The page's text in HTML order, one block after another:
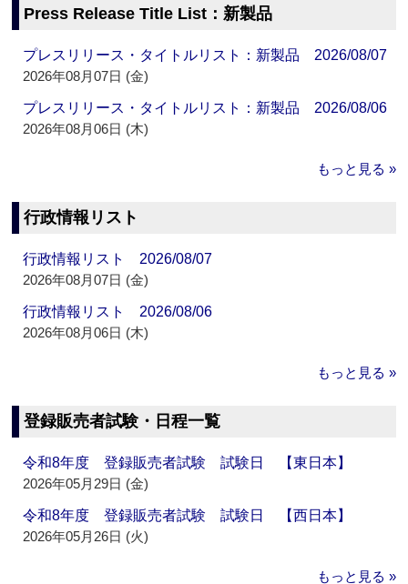
Press Release Title List：新製品
プレスリリース・タイトルリスト：新製品 2026/08/07
2026年08月07日 (金)
プレスリリース・タイトルリスト：新製品 2026/08/06
2026年08月06日 (木)
もっと見る »
行政情報リスト
行政情報リスト 2026/08/07
2026年08月07日 (金)
行政情報リスト 2026/08/06
2026年08月06日 (木)
もっと見る »
登録販売者試験・日程一覧
令和8年度 登録販売者試験 試験日 【東日本】
2026年05月29日 (金)
令和8年度 登録販売者試験 試験日 【西日本】
2026年05月26日 (火)
もっと見る »